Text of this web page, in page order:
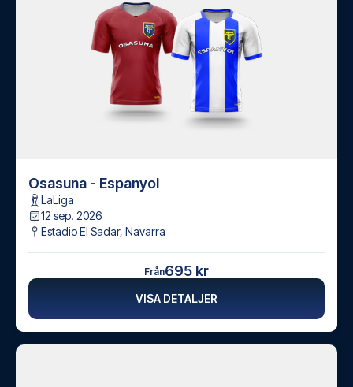
Osasuna - Espanyol
LaLiga
12 sep. 2026
Estadio El Sadar, Navarra
Från695 kr
VISA DETALJER